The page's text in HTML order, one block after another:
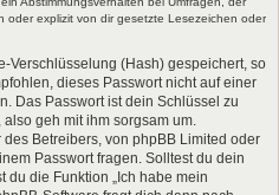
oder explizit von dir gesetzte Lesezeichen oder
Verschlüsselung (Hash) gespeichert, so
dieses Passwort nicht auf einer
Das Passwort ist dein Schlüssel zu
geh mit ihm sorgsam um.
Betreibers, von phpBB Limited oder
Passwort fragen. Solltest du dein
du die Funktion „Ich habe mein